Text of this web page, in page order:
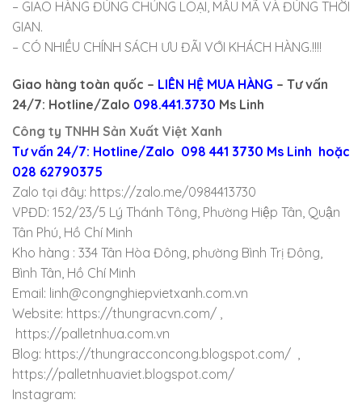
– GIAO HÀNG ĐÚNG CHỦNG LOẠI, MẪU MÃ VÀ ĐÚNG THỜI
GIAN.
– CÓ NHIỀU CHÍNH SÁCH ƯU ĐÃI VỚI KHÁCH HÀNG.!!!!
Giao hàng toàn quốc – LIÊN HỆ MUA HÀNG – Tư vấn
24/7: Hotline/Zalo 098.441.3730 Ms Linh
Công ty TNHH Sản Xuất Việt Xanh
Tư vấn 24/7: Hotline/Zalo 098 441 3730 Ms Linh hoặc
028 62790375
Zalo tại đây: https://zalo.me/0984413730
VPĐD: 152/23/5 Lý Thánh Tông, Phường Hiệp Tân, Quận
Tân Phú, Hồ Chí Minh
Kho hàng : 334 Tân Hòa Đông, phường Bình Trị Đông,
Bình Tân, Hồ Chí Minh
Email: linh@congnghiepvietxanh.com.vn
Website: https://thungracvn.com/ ,
https://palletnhua.com.vn
Blog: https://thungracconcong.blogspot.com/ ,
https://palletnhuaviet.blogspot.com/
Instagram: